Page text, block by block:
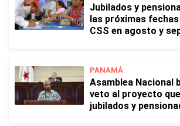
Jubilados y
las próximas
CSS en agosto y
PANAMÁ
Asamblea Nacional
veto al proyecto
jubilados y